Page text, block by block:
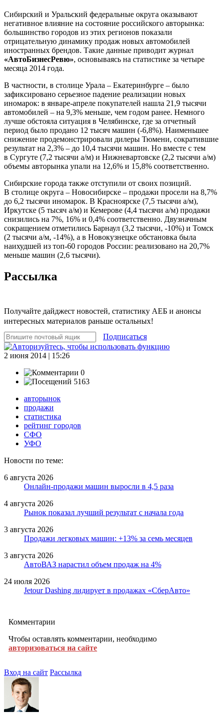
Сибирский и Уральский федеральные округа оказывают
негативное влияние на состояние российского авторынка:
большинство городов из этих регионов показали
отрицательную динамику продаж новых автомобилей
иностранных брендов. Такие данные приводит журнал
«АвтоБизнесРевю», основываясь на статистике за четыре
месяца 2014 года.
В частности, в столице Урала – Екатеринбурге – было
зафиксировано серьезное падение реализации новых
иномарок: в январе-апреле покупателей нашла 21,9 тысячи
автомобилей – на 9,3% меньше, чем годом ранее. Немного
лучше обстояла ситуация в Челябинске, где за отчетный
период было продано 12 тысяч машин (-6,8%). Наименьшее
снижение продемонстрировали дилеры Тюмени, сократившие
результат на 2,3% – до 10,4 тысячи машин. Но вместе с тем
в Сургуте (7,2 тысячи а/м) и Нижневартовске (2,2 тысячи а/м)
объемы авторынка упали на 12,6% и 15,8% соответственно.
Сибирские города также отступили от своих позиций.
В столице округа – Новосибирске – продажи просели на 8,7%
до 6,2 тысячи иномарок. В Красноярске (7,5 тысячи а/м),
Иркутске (5 тысяч а/м) и Кемерове (4,4 тысячи а/м) продажи
снизились на 7%, 16% и 0,4% соответственно. Двузначным
сокращением отметились Барнаул (3,2 тысячи, -10%) и Томск
(2 тысячи а/м, -14%), а в Новокузнецке обстановка была
наихудшей из топ-60 городов России: реализовано на 20,7%
меньше машин (2,6 тысячи).
Рассылка
Получайте дайджест новостей, статистику АЕБ и анонсы
интересных материалов раньше остальных!
Подписаться
2 июня 2014 | 15:26
0
5163
авторынок
продажи
статистика
рейтинг городов
СФО
УФО
Новости по теме:
6 августа 2026
Онлайн-продажи машин выросли в 4,5 раза
4 августа 2026
Рынок показал лучший результат с начала года
3 августа 2026
Продажи легковых машин: +13% за семь месяцев
3 августа 2026
АвтоВАЗ нарастил объем продаж на 4%
24 июля 2026
Jetour Dashing лидирует в продажах «СберАвто»
Комментарии
Чтобы оставлять комментарии, необходимо
авторизоваться на сайте
Вход на сайт Рассылка